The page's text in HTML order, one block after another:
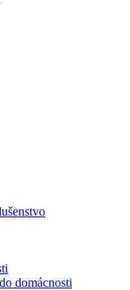
domácnosti